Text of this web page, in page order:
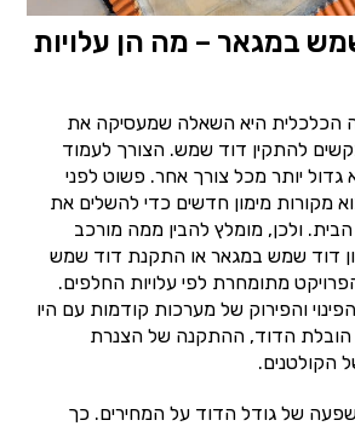
במגאר – מה הן עלויות
הכלכלית היא השאלה שמעסיקה את
להתקין דוד שמש. הצורך לעמוד
יותר מכל צורך אחר. פשוט לפני
מקורות מימון חדשים כדי להשלים את
ולכן, מומלץ להבין ממה מורכב
דוד שמש במגאר או התקנת דוד שמש
מתומחרת לפי עלויות החלפים.
והפירוק של מערכות קודמות עם היו
הובלת הדוד, ההתקנה של הצנרת
הקולטנים.
של גודל הדוד על המחירים. כך